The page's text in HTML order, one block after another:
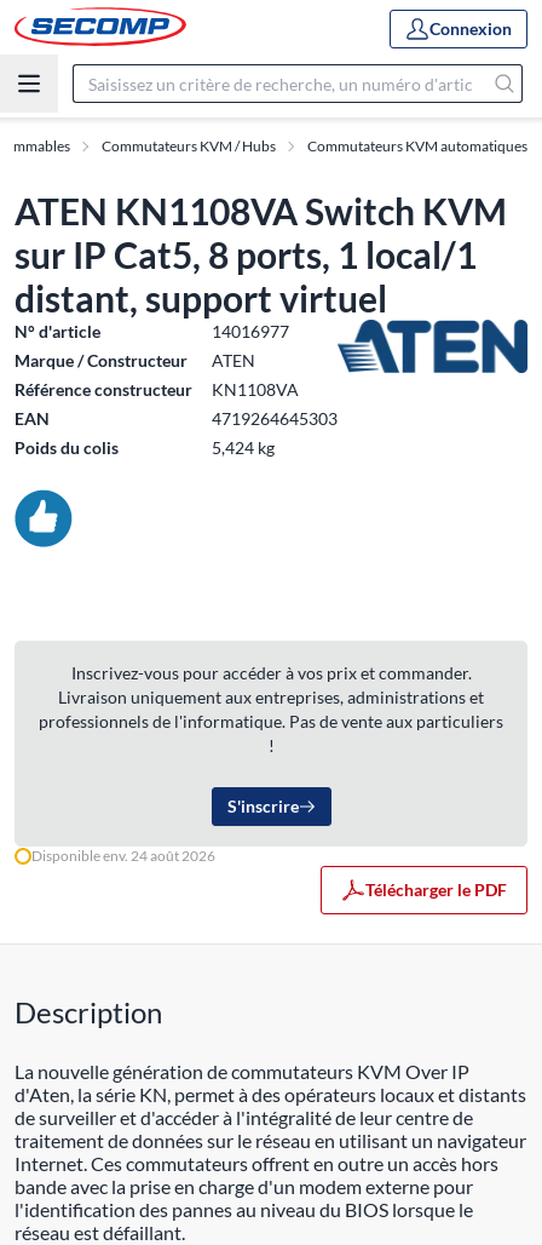
Connexion
Commutateurs KVM / Hubs Commutateurs KVM automatiques
ATEN KN1108VA Switch KVM
sur IP Cat5, 8 ports, 1 local/1
distant, support virtuel
N° d'article
14016977
Marque / Constructeur
ATEN
Référence constructeur
KN1108VA
EAN
4719264645303
Poids du colis
5,424 kg
Inscrivez-vous pour accéder à vos prix et commander.
Livraison uniquement aux entreprises, administrations et
professionnels de l'informatique. Pas de vente aux particuliers
!
S'inscrire
Disponible env. 24 août 2026
Télécharger le PDF
Description
La nouvelle génération de commutateurs KVM Over IP
d'Aten, la série KN, permet à des opérateurs locaux et distants
de surveiller et d'accéder à l'intégralité de leur centre de
traitement de données sur le réseau en utilisant un navigateur
Internet. Ces commutateurs offrent en outre un accès hors
bande avec la prise en charge d'un modem externe pour
l'identification des pannes au niveau du BIOS lorsque le
réseau est défaillant.